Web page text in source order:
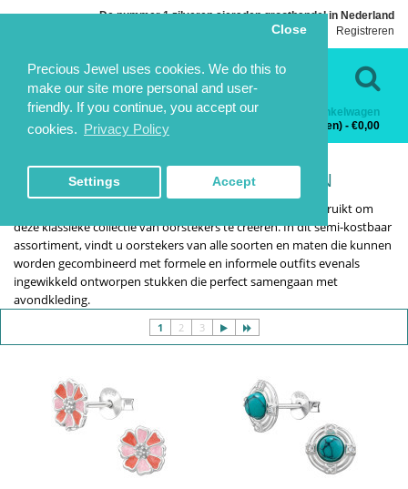
Precious Jewel uses cookies. We do this to
make our site more personal and user-
friendly. If you continue, you accept our
cookies. Privacy Policy
Close
Settings Accept
De nummer 1 zilveren sieraden groothandel in Nederland
Inloggen
Registreren
Categorieën
Winkelwagen
0 product(en) - €0,00
HOME ZILVEREN OORSTEKERS
OORSTEKERS HALFEDELSTEEN
OORSTEKERS HALFEDELSTEEN
Quartz, robijnen, topaas, parels, saffieren en meer zijn gebruikt om
deze klassieke collectie van oorstekers te creëren. In dit semi-kostbaar
assortiment, vindt u oorstekers van alle soorten en maten die kunnen
worden gecombineerd met formele en informele outfits evenals
ingewikkeld ontworpen stukken die perfect samengaan met
avondkleding.
1 2 3